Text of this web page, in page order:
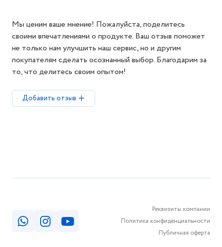
Мы ценим ваше мнение! Пожалуйста, поделитесь
своими впечатлениями о продукте. Ваш отзыв поможет
не только нам улучшить наш сервис, но и другим
покупателям сделать осознанный выбор. Благодарим за
то, что делитесь своим опытом!
Добавить отзыв
Реквизиты компании
Политика конфиденциальности
Публичная оферта